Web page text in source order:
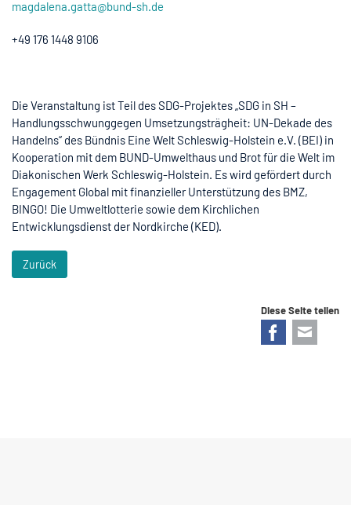
magdalena.gatta@bund-sh.de
+49 176 1448 9106
Die Veranstaltung ist Teil des SDG-Projektes „SDG in SH –
Handlungsschwunggegen Umsetzungsträgheit: UN-Dekade des
Handelns“ des Bündnis Eine Welt Schleswig-Holstein e.V. (BEI) in
Kooperation mit dem BUND-Umwelthaus und Brot für die Welt im
Diakonischen Werk Schleswig-Holstein. Es wird gefördert durch
Engagement Global mit finanzieller Unterstützung des BMZ,
BINGO! Die Umweltlotterie sowie dem Kirchlichen
Entwicklungsdienst der Nordkirche (KED).
Zurück
Diese Seite teilen
Facebook